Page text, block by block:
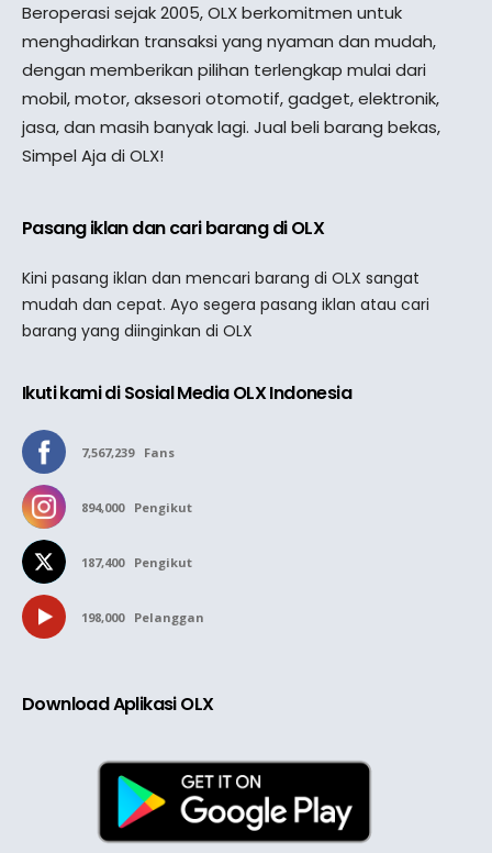
Beroperasi sejak 2005, OLX berkomitmen untuk
menghadirkan transaksi yang nyaman dan mudah,
dengan memberikan pilihan terlengkap mulai dari
mobil, motor, aksesori otomotif, gadget, elektronik,
jasa, dan masih banyak lagi. Jual beli barang bekas,
Simpel Aja di OLX!
Pasang iklan dan cari barang di OLX
Kini pasang iklan dan mencari barang di OLX sangat
mudah dan cepat. Ayo segera pasang iklan atau cari
barang yang diinginkan di OLX
Ikuti kami di Sosial Media OLX Indonesia
7,567,239 Fans
894,000 Pengikut
187,400 Pengikut
198,000 Pelanggan
Download Aplikasi OLX